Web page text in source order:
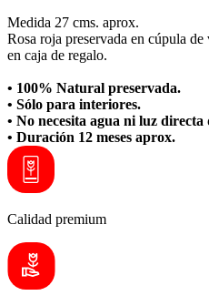
Medida 27 cms. aprox.
Rosa roja preservada en cúpula
en caja de regalo.
• 100% Natural preservada.
• Sólo para interiores.
• No necesita agua ni luz directa
• Duración 12 meses aprox.
Calidad premium